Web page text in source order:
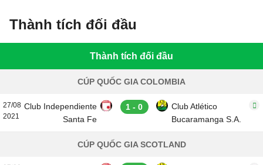
Thành tích đối đầu
Thành tích đối đầu
CÚP QUỐC GIA COLOMBIA
27/08
2021
Club Independiente
Santa Fe
1 - 0
Club Atlético
Bucaramanga S.A.
CÚP QUỐC GIA SCOTLAND